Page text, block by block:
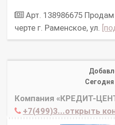
Арт. 138986675
черте г. Раменское, ул.
Сегодня
Компания «КРЕДИТ-
+7(499)3...открыть